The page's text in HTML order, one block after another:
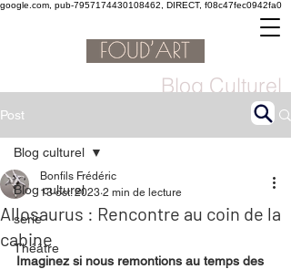
google.com, pub-7957174430108462, DIRECT, f08c47fec0942fa0
Blog Culturel
Post
Blog culturel
serie
Théâtre
Blog culturel
Allosaurus : Rencontre au coin de la
cabine
Bonfils Frédéric
13 oct. 2023 2 min de lecture
Imaginez si nous remontions au temps des